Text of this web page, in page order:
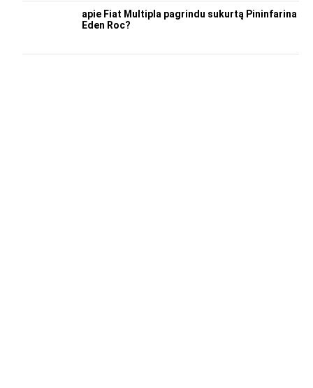
apie Fiat Multipla pagrindu sukurtą Pininfarina
Eden Roc?